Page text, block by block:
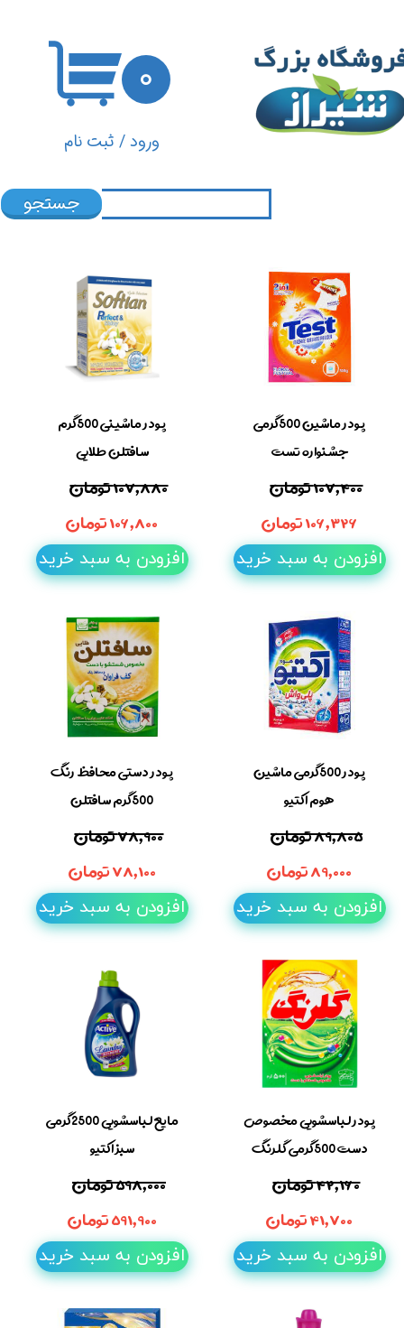
ورود/ ثبت نام
تغییر گذر واژه
سفارشات
۰
جستجو
پودر ماشین 500گرمی
جشنواره تست
۱۰۷,۴۰۰ تومان
۱۰۶,۳۲۶ تومان
افزودن به سبد خرید
پودر ماشینی 500گرم
سافتلن طلایی
۱۰۷,۸۸۰ تومان
۱۰۶,۸۰۰ تومان
افزودن به سبد خرید
پودر 500گرمی ماشین
هوم اکتیو
۸۹,۸۰۵ تومان
۸۹,۰۰۰ تومان
افزودن به سبد خرید
پودر دستی محافظ رنگ
500گرم سافتلن
۷۸,۹۰۰ تومان
۷۸,۱۰۰ تومان
افزودن به سبد خرید
پودر لباسشویی مخصوص
دست 500گرمی گلرنگ
۴۲,۱۶۰ تومان
۴۱,۷۰۰ تومان
افزودن به سبد خرید
مایع لباسشویی 2500گرمی
سبز اکتیو
۵۹۸,۰۰۰ تومان
۵۹۱,۹۰۰ تومان
افزودن به سبد خرید